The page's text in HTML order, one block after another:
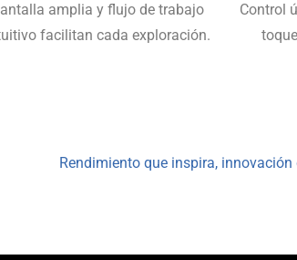
amplia y flujo de trabajo
facilitan cada exploración.
Control
Rendimiento que inspira,